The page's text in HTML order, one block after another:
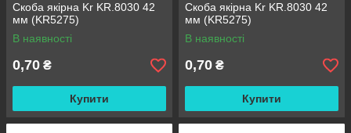
Скоба якірна Kr KR.8030 42
мм (KR5275)
В наявності
0,70 ₴
Купити
Скоба якірна Kr KR.8030 42
мм (KR5275)
В наявності
0,70 ₴
Купити